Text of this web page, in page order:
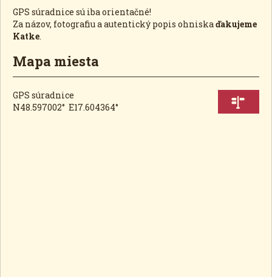
GPS súradnice sú iba orientačné!
Za názov, fotografiu a autentický popis ohniskaďakujeme
Katke.
Mapa miesta
GPS súradnice
N48.597002° E17.604364°